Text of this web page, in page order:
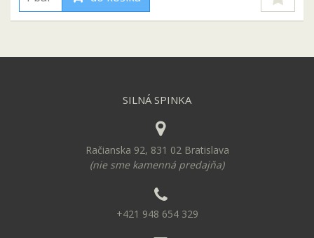
SILNÁ SPINKA
Račianska 92, 831 02 Bratislava
(nie sme kamenná predajňa)
+421 948 654 329